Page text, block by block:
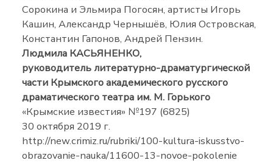
Сорокина и Эльмира Погосян, артисты Игорь
Кашин, Александр Чернышёв, Юлия Островская,
Константин Гапонов, Андрей Пензин.
Людмила КАСЬЯНЕНКО,
руководитель литературно-драматургической
части Крымского академического русского
драматического театра им. М. Горького
«Крымские известия» №197 (6825)
30 октября 2019 г.
http://new.crimiz.ru/rubriki/100-kultura-iskusstvo-
obrazovanie-nauka/11600-13-novoe-pokolenie